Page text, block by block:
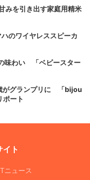
を引き出す家庭用精米
のワイヤレススピーカ
味わい 「ベビースター
がグランプリに 「bijou
ート
イト
ニュース